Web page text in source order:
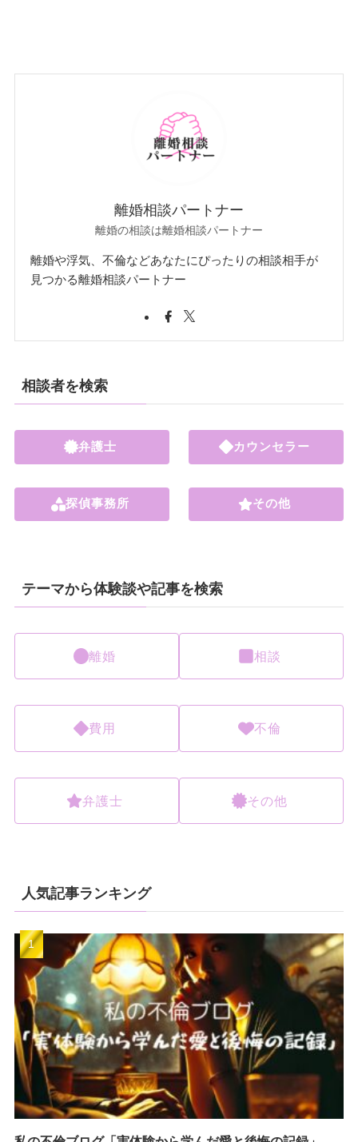
離婚相談パートナー
離婚の相談は離婚相談パートナー
離婚や浮気、不倫などあなたにぴったりの相談相手が
見つかる離婚相談パートナー
相談者を検索
弁護士
探偵事務所
カウンセラー
その他
テーマから体験談や記事を検索
離婚 相談
費用 不倫
弁護士 その他
人気記事ランキング